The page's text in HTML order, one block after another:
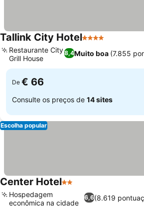
Tallink City Hotel4 Estrelas
8,4Muito boa (7.855
Restaurante City
Grill House
De € 66
Consulte os preços de 14 sites
Escolha popular
Center Hotel2 Estrelas
6,6(8.619
Hospedagem
econômica na cidade